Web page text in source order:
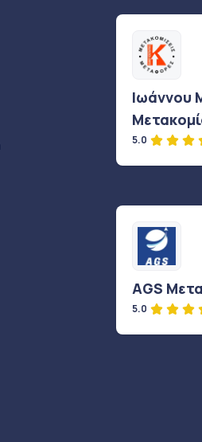
Ιωάννου
5.0
AGS
5.0